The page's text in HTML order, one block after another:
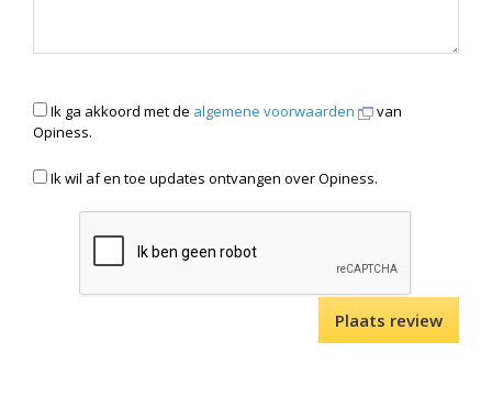
Ik ga akkoord met de algemene voorwaarden
van
Opiness.
Ik wil af en toe updates ontvangen over Opiness.